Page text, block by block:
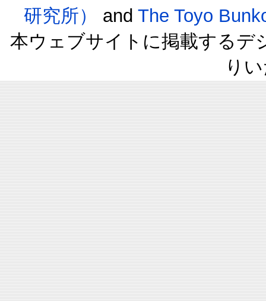
研究所）
and The Toyo
本ウェブサイトに掲載するデ
り